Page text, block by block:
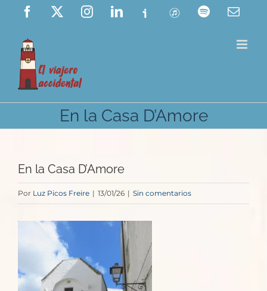
Saltar
contenido
Facebook InstagramLinkedIn
Ivoox ITunes Spotify
En la Casa D’Amore
En la Casa D’Amore
Por Luz Picos Freire | 13/01/26 | Sin comentarios